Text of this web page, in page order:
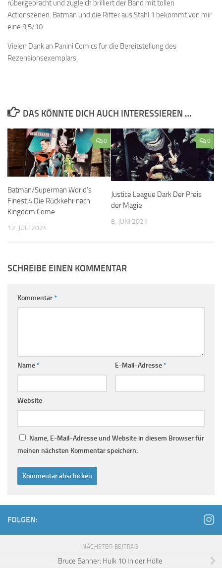
rübergebracht und zugleich brilliert der Band mit tollen
Actionszenen. Batman und die Ritter aus Stahl 1 bekommt von mir
eine 9,5/10.
Vielen Dank an Panini Comics für die Bereitstellung des
Rezensionsexemplars.
DAS KÖNNTE DICH AUCH INTERESSIEREN …
0
Batman/Superman World’s
Finest 4 Die Rückkehr nach
Kingdom Come
12. JULI 2024
0
Justice League Dark Der Preis
der Magie
8. JUNI 2021
SCHREIBE EINEN KOMMENTAR
Kommentar*
Name* E-Mail-Adresse*
Website
Name, E-Mail-Adresse und Website in diesem Browser für
meinen nächsten Kommentar speichern.
FOLGEN:
NÄCHSTER BEITRAG
Bruce Banner: Hulk 10 In der Hölle